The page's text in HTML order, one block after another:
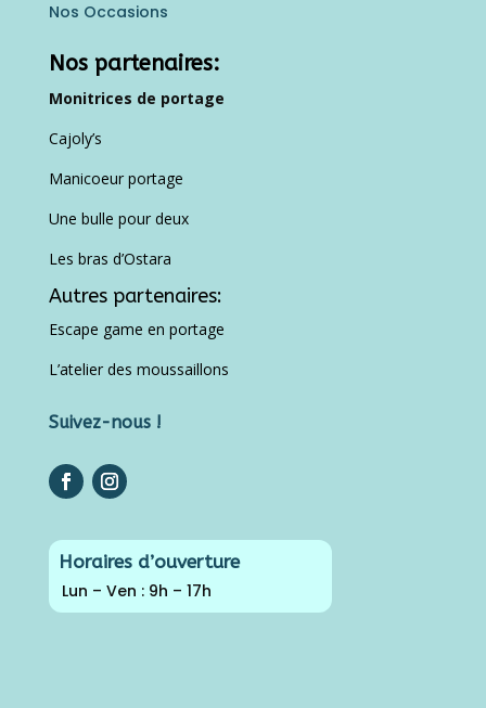
Nos Occasions
Nos partenaires:
Monitrices de portage
Cajoly’s
Manicoeur portage
Une bulle pour deux
Les bras d’Ostara
Autres partenaires:
Escape game en portage
L’atelier des moussaillons
Suivez-nous !
Horaires d’ouverture
Lun – Ven : 9h – 17h